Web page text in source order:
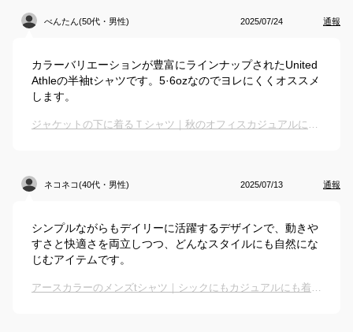
べんたん(50代・男性) 2025/07/24 通報
カラーバリエーションが豊富にラインナップされたUnited
Athleの半袖tシャツです。5·6ozなのでヨレにくくオススメ
します。
ジャケットの下に着るＴシャツ｜秋のオフィスカジュアルに！ジャケットに合わせるインナーのおすすめは？
ネコネコ(40代・男性) 2025/07/13 通報
シンプルながらもデイリーに活躍するデザインで、動きや
すさと快適さを両立しつつ、どんなスタイルにも自然にな
じむアイテムです。
アースカラーのメンズtシャツ｜シックにもカジュアルにも着られる人気のおすすめは？